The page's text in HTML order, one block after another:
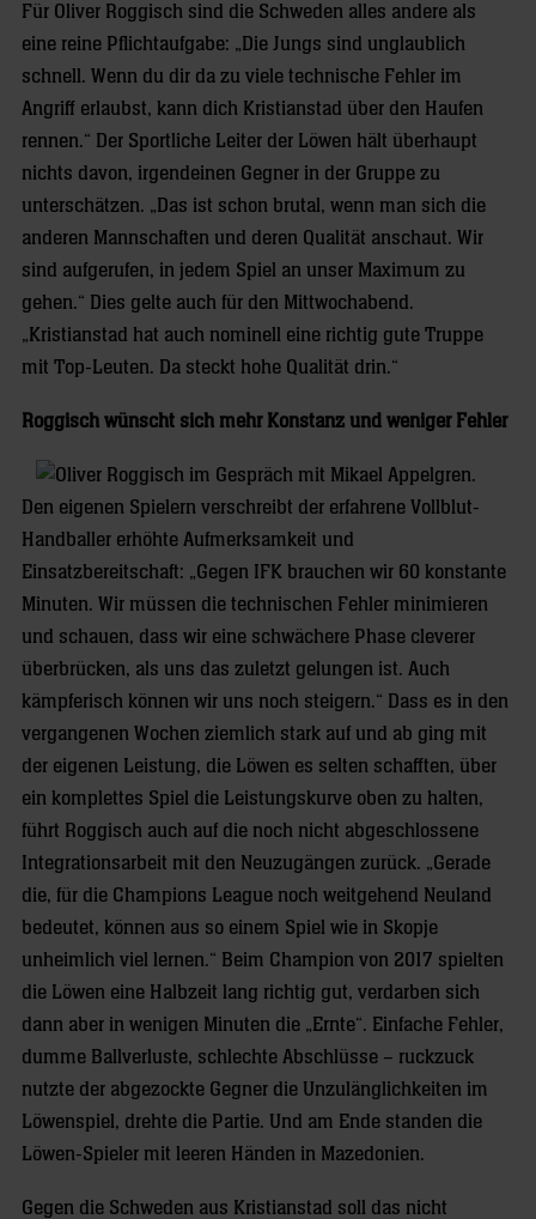
Für Oliver Roggisch sind die Schweden alles andere als
eine reine Pflichtaufgabe: „Die Jungs sind unglaublich
schnell. Wenn du dir da zu viele technische Fehler im
Angriff erlaubst, kann dich Kristianstad über den Haufen
rennen.“ Der Sportliche Leiter der Löwen hält überhaupt
nichts davon, irgendeinen Gegner in der Gruppe zu
unterschätzen. „Das ist schon brutal, wenn man sich die
anderen Mannschaften und deren Qualität anschaut. Wir
sind aufgerufen, in jedem Spiel an unser Maximum zu
gehen.“ Dies gelte auch für den Mittwochabend.
„Kristianstad hat auch nominell eine richtig gute Truppe
mit Top-Leuten. Da steckt hohe Qualität drin.“
Roggisch wünscht sich mehr Konstanz und weniger Fehler
Den eigenen Spielern verschreibt der erfahrene Vollblut-
Handballer erhöhte Aufmerksamkeit und
Einsatzbereitschaft: „Gegen IFK brauchen wir 60 konstante
Minuten. Wir müssen die technischen Fehler minimieren
und schauen, dass wir eine schwächere Phase cleverer
überbrücken, als uns das zuletzt gelungen ist. Auch
kämpferisch können wir uns noch steigern.“ Dass es in den
vergangenen Wochen ziemlich stark auf und ab ging mit
der eigenen Leistung, die Löwen es selten schafften, über
ein komplettes Spiel die Leistungskurve oben zu halten,
führt Roggisch auch auf die noch nicht abgeschlossene
Integrationsarbeit mit den Neuzugängen zurück. „Gerade
die, für die Champions League noch weitgehend Neuland
bedeutet, können aus so einem Spiel wie in Skopje
unheimlich viel lernen.“ Beim Champion von 2017 spielten
die Löwen eine Halbzeit lang richtig gut, verdarben sich
dann aber in wenigen Minuten die „Ernte“. Einfache Fehler,
dumme Ballverluste, schlechte Abschlüsse – ruckzuck
nutzte der abgezockte Gegner die Unzulänglichkeiten im
Löwenspiel, drehte die Partie. Und am Ende standen die
Löwen-Spieler mit leeren Händen in Mazedonien.
Gegen die Schweden aus Kristianstad soll das nicht